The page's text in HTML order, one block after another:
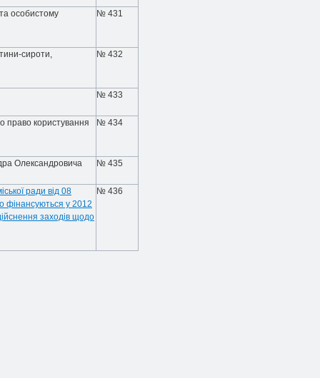
особистому № 431
сироти, № 432
№ 433
право користування № 434
Олександровича № 435
ради від 08
фінансуються у 2012
заходів щодо
№ 436